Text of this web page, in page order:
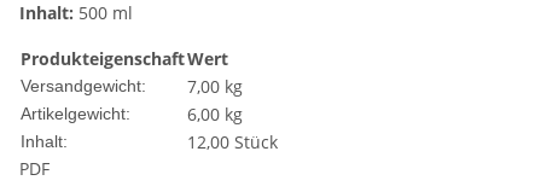
Inhalt: 500 ml
ProdukteigenschaftWert
Versandgewicht: 7,00 kg
Artikelgewicht: 6,00 kg
Inhalt:
12,00 Stück
PDF